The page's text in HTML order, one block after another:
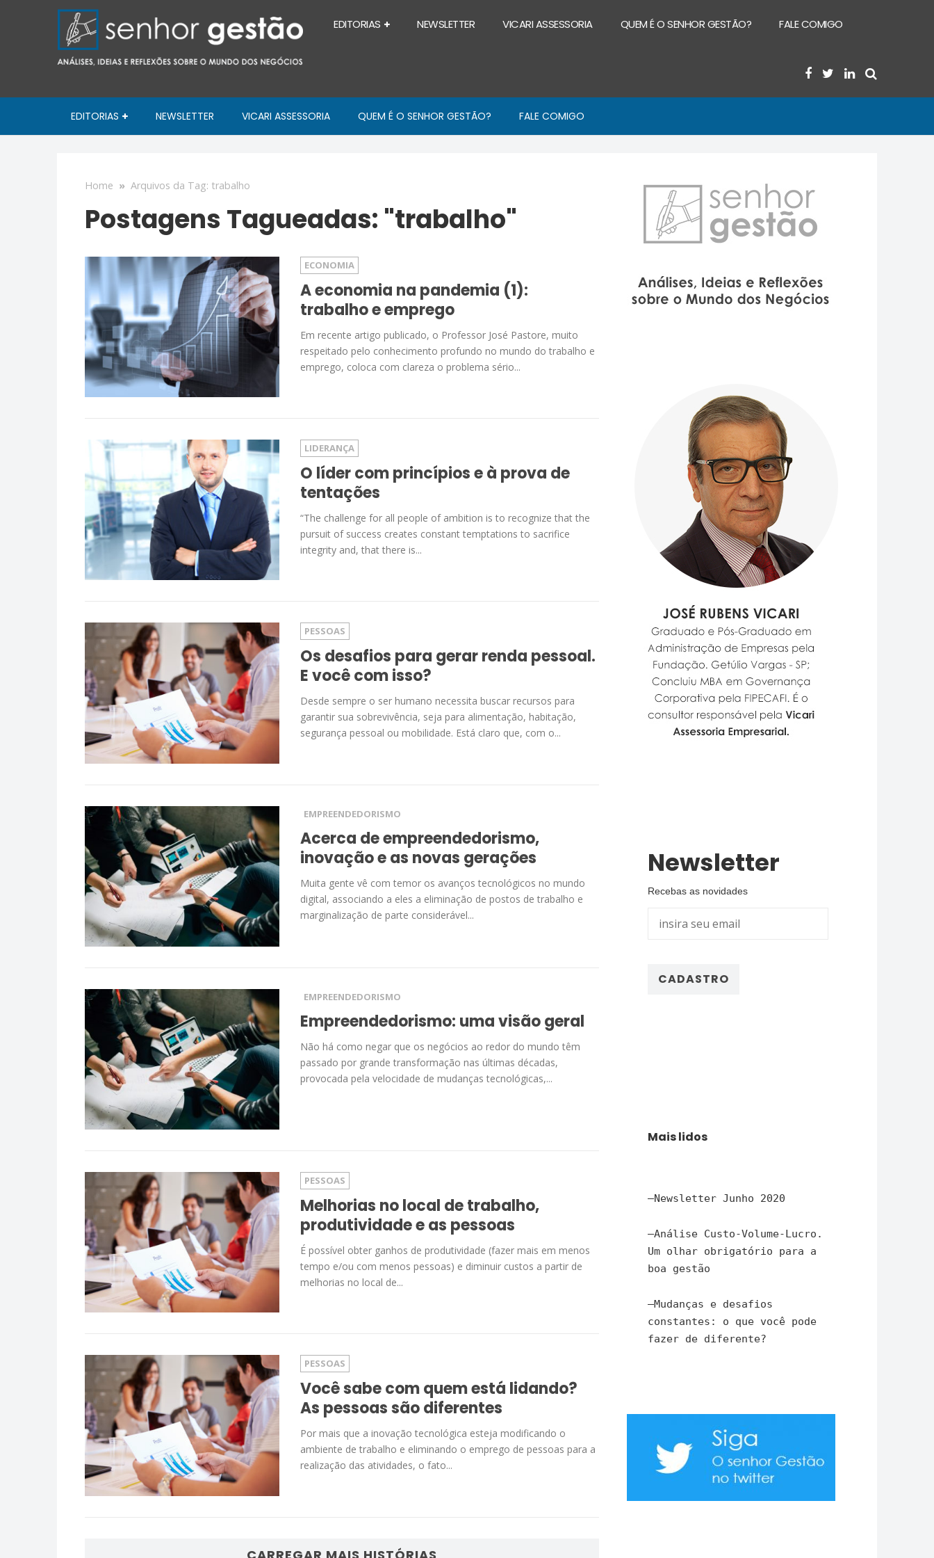
EDITORIAS NEWSLETTER VICARI ASSESSORIA QUEM É O SENHOR GESTÃO? FALE COMIGO
EDITORIAS NEWSLETTER VICARI ASSESSORIA QUEM É O SENHOR GESTÃO? FALE COMIGO
Home » Arquivos da Tag: trabalho
Postagens Tagueadas: "trabalho"
ECONOMIA
A economia na pandemia (1):
trabalho e emprego
Em recente artigo publicado, o Professor José Pastore, muito
respeitado pelo conhecimento profundo no mundo do trabalho e
emprego, coloca com clareza o problema sério...
LIDERANÇA
O líder com princípios e à prova de
tentações
“The challenge for all people of ambition is to recognize that the
pursuit of success creates constant temptations to sacrifice
integrity and, that there is...
PESSOAS
Os desafios para gerar renda pessoal.
E você com isso?
Desde sempre o ser humano necessita buscar recursos para
garantir sua sobrevivência, seja para alimentação, habitação,
segurança pessoal ou mobilidade. Está claro que, com o...
EMPREENDEDORISMO
Acerca de empreendedorismo,
inovação e as novas gerações
Muita gente vê com temor os avanços tecnológicos no mundo
digital, associando a eles a eliminação de postos de trabalho e
marginalização de parte considerável...
EMPREENDEDORISMO
Empreendedorismo: uma visão geral
Não há como negar que os negócios ao redor do mundo têm
passado por grande transformação nas últimas décadas,
provocada pela velocidade de mudanças tecnológicas,...
PESSOAS
Melhorias no local de trabalho,
produtividade e as pessoas
É possível obter ganhos de produtividade (fazer mais em menos
tempo e/ou com menos pessoas) e diminuir custos a partir de
melhorias no local de...
PESSOAS
Você sabe com quem está lidando?
As pessoas são diferentes
Por mais que a inovação tecnológica esteja modificando o
ambiente de trabalho e eliminando o emprego de pessoas para a
realização das atividades, o fato...
Newsletter
Recebas as novidades
Mais lidos
–Newsletter Junho 2020
–Análise Custo-Volume-Lucro.
Um olhar obrigatório para a
boa gestão
–Mudanças e desafios
constantes: o que você pode
fazer de diferente?